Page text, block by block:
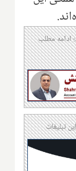
ادامه مطلب
تبلیغات